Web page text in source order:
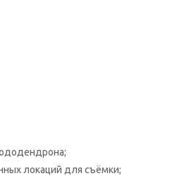
локаций для съёмки;